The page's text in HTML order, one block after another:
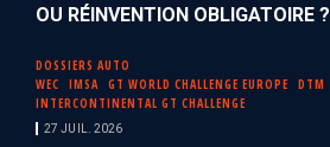
OU RÉINVENTION OBLIGATOIRE ?
DOSSIERS AUTO
WEC
IMSA GT WORLD CHALLENGE EUROPE
DTM
INTERCONTINENTAL GT CHALLENGE
27 JUIL. 2026